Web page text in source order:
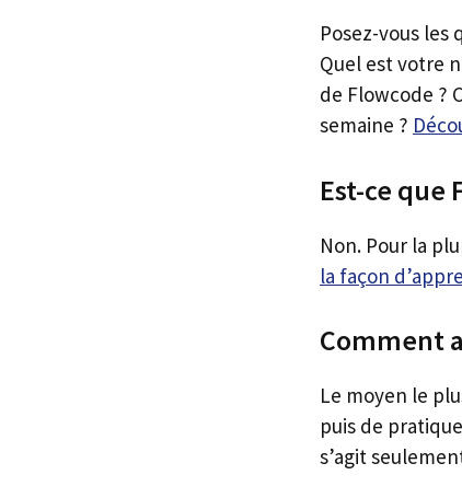
Posez-vous les
Quel est votre
de Flowcode ?
semaine ?
Est-ce que
Non. Pour la
la façon
Comment
Le moyen le
puis de
s’agit